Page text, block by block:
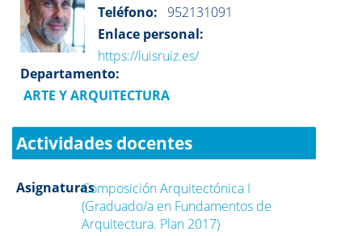
Teléfono: 952131091
Enlace personal:
https://luisruiz.es/
Departamento:
ARTE Y ARQUITECTURA
Actividades docentes
AsignaturasComposición Arquitectónica I
(Graduado/a en Fundamentos de
Arquitectura. Plan 2017)